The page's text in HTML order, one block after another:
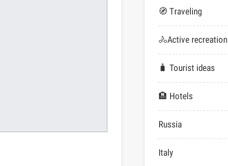
🧭 Traveling
🚴Active recreation
🧳 Tourist ideas
🏨 Hotels
Russia
Italy